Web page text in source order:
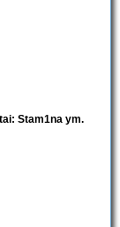
Stam1na ym.